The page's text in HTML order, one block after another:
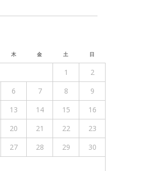
木 金 土 日
1
2
6 7 8
9
13 14 15
16
20 21 22
23
27 28 29
30